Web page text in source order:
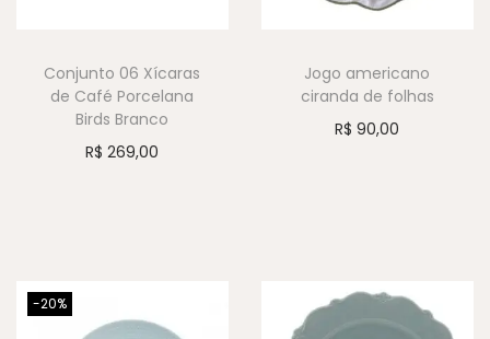
Conjunto 06 Xícaras
de Café Porcelana
Birds Branco
R$ 269,00
Jogo americano
ciranda de folhas
R$ 90,00
-20%